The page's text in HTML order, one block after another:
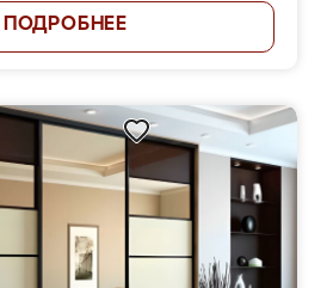
ПОДРОБНЕЕ